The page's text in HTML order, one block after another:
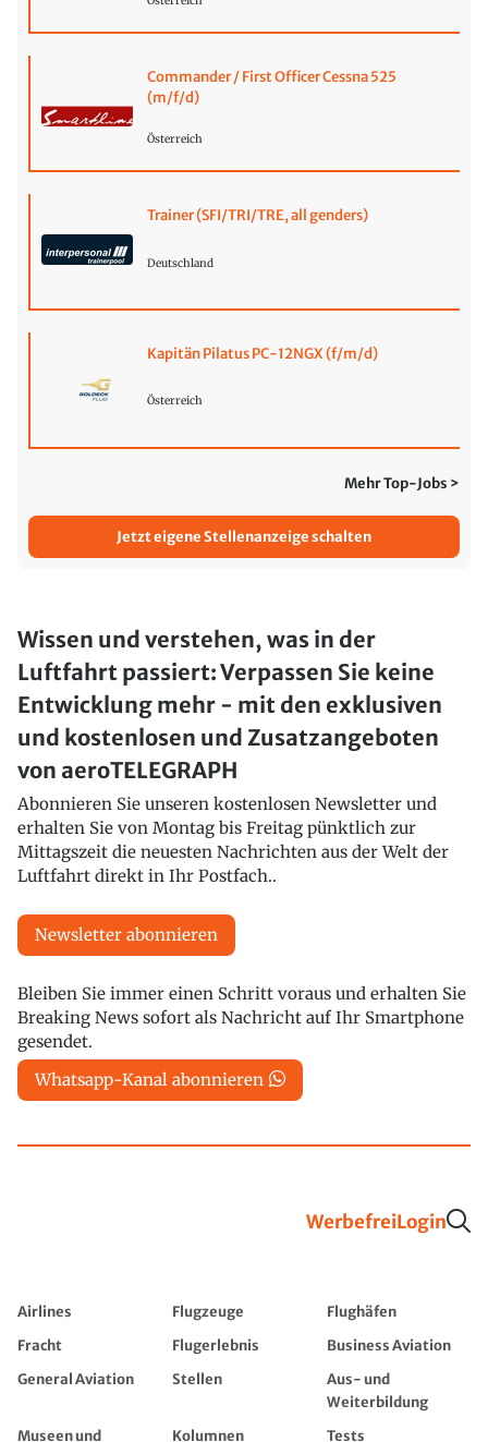
Commander / First Officer Cessna 525
(m/f/d)
Österreich
Trainer (SFI/TRI/TRE, all genders)
Deutschland
Kapitän Pilatus PC-12NGX (f/m/d)
Österreich
Mehr Top-Jobs >
Jetzt eigene Stellenanzeige schalten
Wissen und verstehen, was in der
Luftfahrt passiert: Verpassen Sie keine
Entwicklung mehr - mit den exklusiven
und kostenlosen und Zusatzangeboten
von aeroTELEGRAPH
Abonnieren Sie unseren kostenlosen Newsletter und
erhalten Sie von Montag bis Freitag pünktlich zur
Mittagszeit die neuesten Nachrichten aus der Welt der
Luftfahrt direkt in Ihr Postfach..
Newsletter abonnieren
Bleiben Sie immer einen Schritt voraus und erhalten Sie
Breaking News sofort als Nachricht auf Ihr Smartphone
gesendet.
Whatsapp-Kanal abonnieren
WerbefreiLogin
Airlines Flugzeuge
Flughäfen
Fracht
Flugerlebnis
Business Aviation
General Aviation
Stellen
Aus- und
Weiterbildung
Museen und
Kolumnen Tests